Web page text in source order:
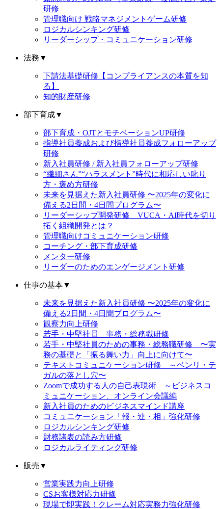
研修
管理職向け 戦略マネジメントゲーム研修
ロジカルシンキング研修
リーダーシップ・コミュニケーション研修
法務 ▼
下請法基礎研修【コンプライアンスの本質を知
る】
知的財産研修
部下育成▼
部下育成・OJTとモチベーションUP研修
指導社員養成および指導社員養成フォローアップ
研修
新入社員研修 / 新入社員フォローアップ研修
“繊細さん”“ハラスメント”時代に相応しい叱り
方・褒め方研修
未来を見据えた新入社員研修 〜2025年の変化に
備える2日間・4日間プログラム〜
リーダーシップ開発研修 VUCA・AI時代を切り
拓く組織開発とは？
管理職向けコミュニケーション研修
コーチング・部下育成研修
メンター研修
リーダーのためのエンゲージメント研修
仕事の基本▼
未来を見据えた新入社員研修 〜2025年の変化に
備える2日間・4日間プログラム〜
観察力向上研修
若手・中堅社員 事務・総務職研修
若手・中堅社員のための事務・総務職研修 〜実
務の基礎と「振る舞い力」向上に向けて〜
テキストコミュニケーション研修 ～ベンリ・テ
ガルの落とし穴〜
Zoomで成功する人の自己表現術 ～ビジネスコ
ミュニケーション、オンライン会議編
新入社員のためのビジネスマインド講座
コミュニケーション「報・連・相」強化研修
ロジカルシンキング研修
財務諸表の読み方研修
ロジカルライティング研修
販売 ▼
営業実践力向上研修
CSお客様対応力研修
現場で即実践！クレーム対応実務力強化研修